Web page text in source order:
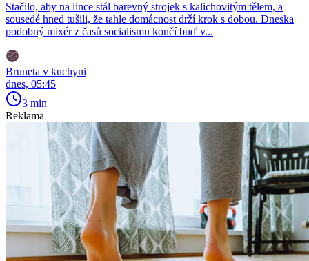
Stačilo, aby na lince stál barevný strojek s kalichovitým tělem, a
sousedé hned tušili, že tahle domácnost drží krok s dobou. Dneska
podobný mixér z časů socialismu končí buď v...
Bruneta v kuchyni
dnes, 05:45
3 min
Reklama